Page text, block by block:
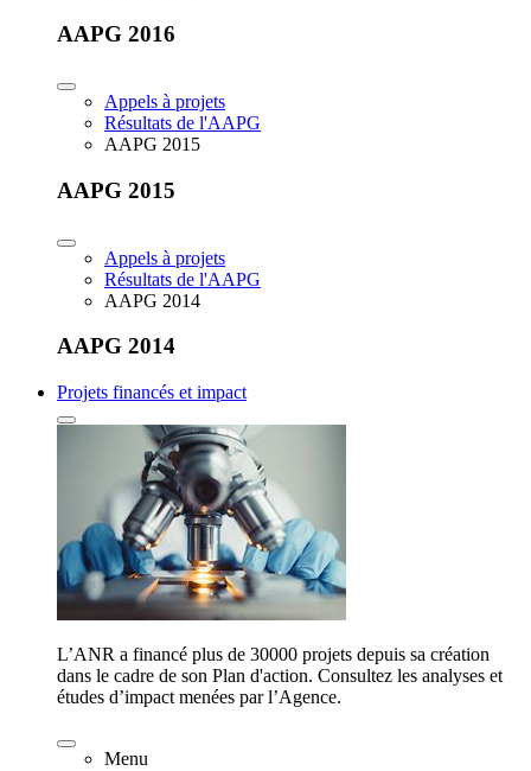
AAPG 2016
Appels à projets
Résultats de l'AAPG
AAPG 2015
AAPG 2015
Appels à projets
Résultats de l'AAPG
AAPG 2014
AAPG 2014
Projets financés et impact
L’ANR a financé plus de 30000 projets depuis sa création
dans le cadre de son Plan d'action. Consultez les analyses et
études d’impact menées par l’Agence.
Menu